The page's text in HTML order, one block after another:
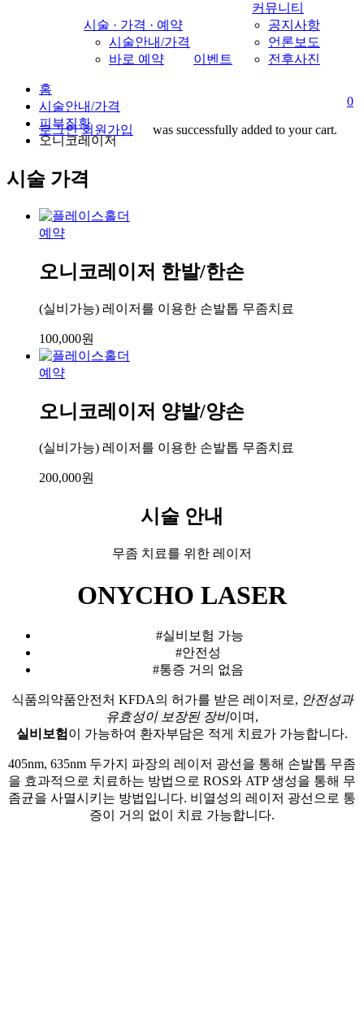
시술 · 가격 · 예약
시술안내/가격
바로 예약
이벤트
커뮤니티
공지사항
언론보도
전후사진
로그인 회원가입
0
was successfully added to your cart.
홈
시술안내/가격
피부질환
오니코레이저
시술 가격
예약
오니코레이저 한발/한손
(실비가능) 레이저를 이용한 손발톱 무좀치료
100,000원
예약
오니코레이저 양발/양손
(실비가능) 레이저를 이용한 손발톱 무좀치료
200,000원
시술 안내
무좀 치료를 위한 레이저
ONYCHO LASER
#실비보험 가능
#안전성
#통증 거의 없음
식품의약품안전처 KFDA의 허가를 받은 레이저로, 안전성과
유효성이 보장된 장비이며,
실비보험 이 가능하여 환자부담은 적게 치료가 가능합니다.
405nm, 635nm 두가지 파장의 레이저 광선을 통해 손발톱 무좀
을 효과적으로 치료하는 방법으로 ROS와 ATP 생성을 통해 무
좀균을 사멸시키는 방법입니다. 비열성의 레이저 광선으로 통
증이 거의 없이 치료 가능합니다.